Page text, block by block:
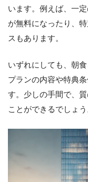
います。例えば、一
が無料になったり、
スもあります。
いずれにしても、朝
プランの内容や特典
す。少しの手間で、
ことができるでしょう